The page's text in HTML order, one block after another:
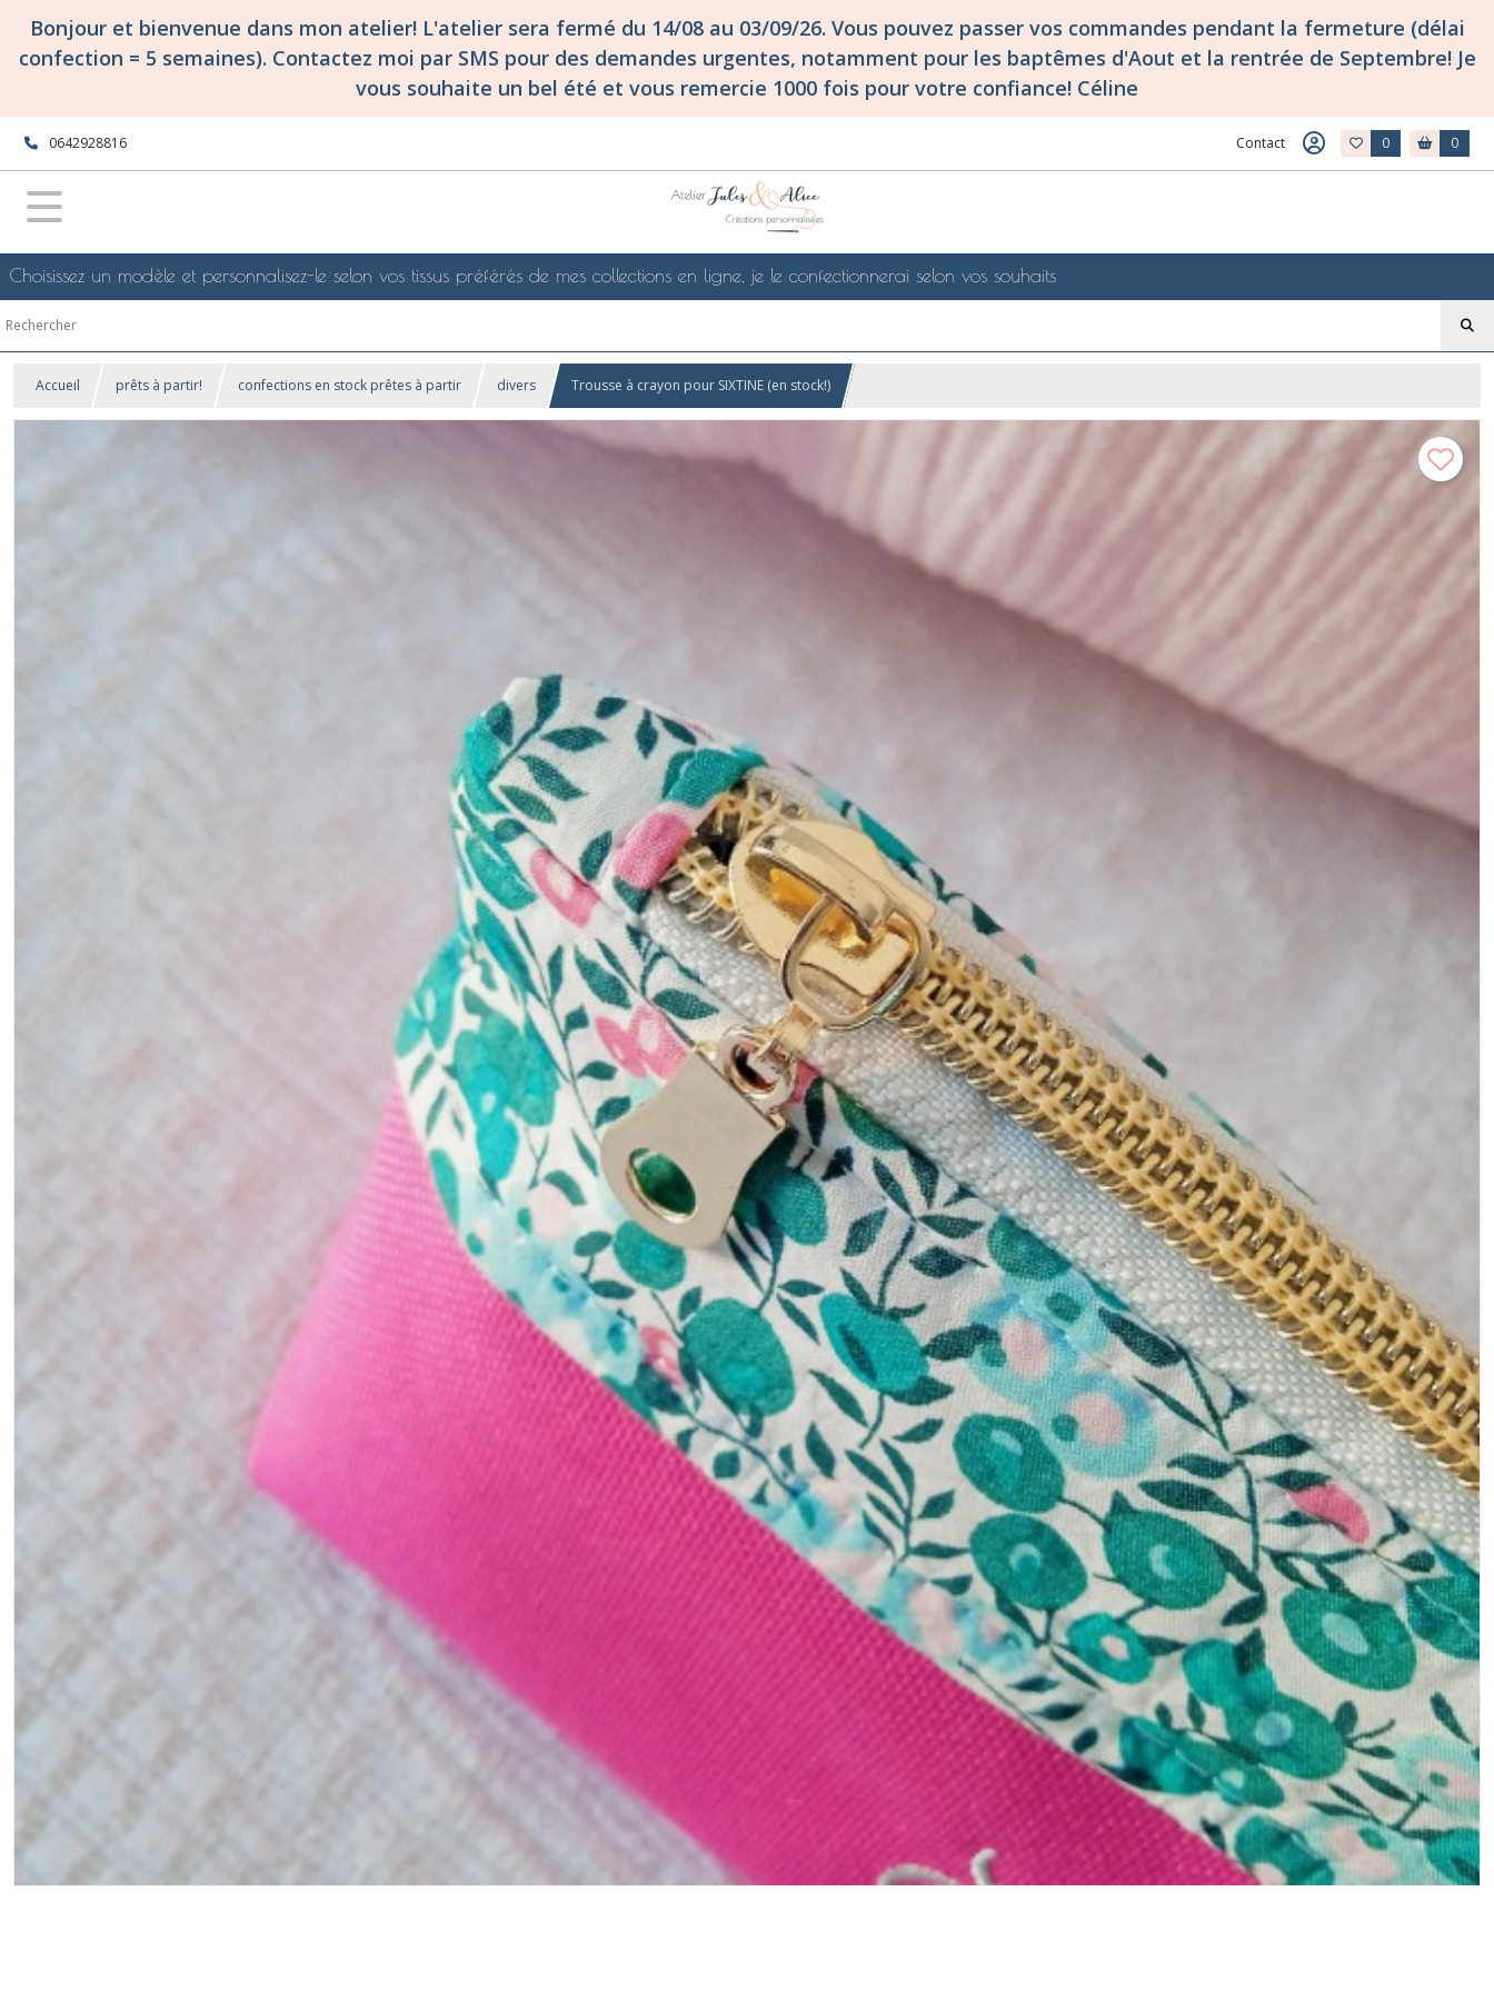
Bonjour et bienvenue dans mon atelier! L'atelier sera fermé du 14/08 au 03/09/26. Vous pouvez passer vos commandes pendant la fermeture (délai
confection = 5 semaines). Contactez moi par SMS pour des demandes urgentes, notamment pour les baptêmes d'Aout et la rentrée de Septembre! Je
vous souhaite un bel été et vous remercie 1000 fois pour votre confiance! Céline
0642928816 Contact 0 0
Choisissez un modèle et personnalisez-le selon vos tissus préférés de mes collections en ligne, je le confectionnerai selon vos souhaits
Accueil prêts à partir! confections en stock prêtes à partir divers Trousse à crayon pour SIXTINE (en stock!)